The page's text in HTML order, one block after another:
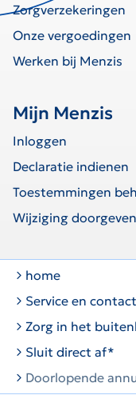
Zorgverzekeringen
Onze vergoedingen
Werken bij Menzis
Mijn Menzis
Inloggen
Declaratie indienen
Toestemmingen
Wijziging doorgeven
home
Service en contact
Zorg in het
Sluit direct af*
Doorlopende